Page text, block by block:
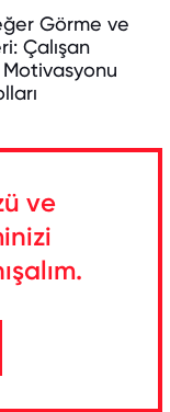
Görme ve
Çalışan
Motivasyonu
ve